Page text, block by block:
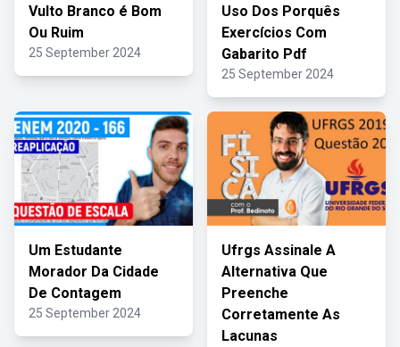
Vulto Branco é Bom
Ou Ruim
25 September 2024
Uso Dos Porquês
Exercícios Com
Gabarito Pdf
25 September 2024
Um Estudante
Morador Da Cidade
De Contagem
25 September 2024
Ufrgs Assinale A
Alternativa Que
Preenche
Corretamente As
Lacunas